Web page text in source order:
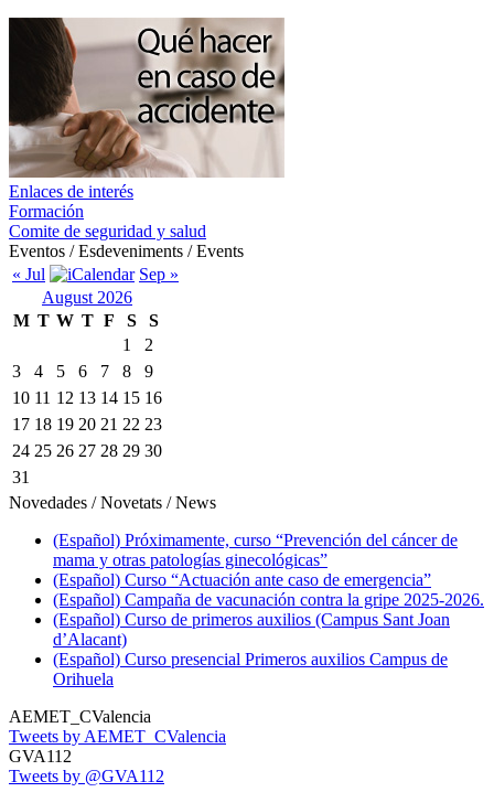
Enlaces de interés
Formación
Comite de seguridad y salud
Eventos / Esdeveniments / Events
« Jul
Sep »
August 2026
M T W T F S
S
1
2
3
4 5 6 7 8
9
10 11 12 13 14 15 16
17 18 19 20 21 22 23
24 25 26 27 28 29 30
31
Novedades / Novetats / News
(Español) Próximamente, curso “Prevención del cáncer de
mama y otras patologías ginecológicas”
(Español) Curso “Actuación ante caso de emergencia”
(Español) Campaña de vacunación contra la gripe 2025-2026.
(Español) Curso de primeros auxilios (Campus Sant Joan
d’Alacant)
(Español) Curso presencial Primeros auxilios Campus de
Orihuela
AEMET_CValencia
Tweets by AEMET_CValencia
GVA112
Tweets by @GVA112